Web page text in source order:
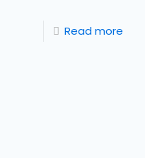
Read more